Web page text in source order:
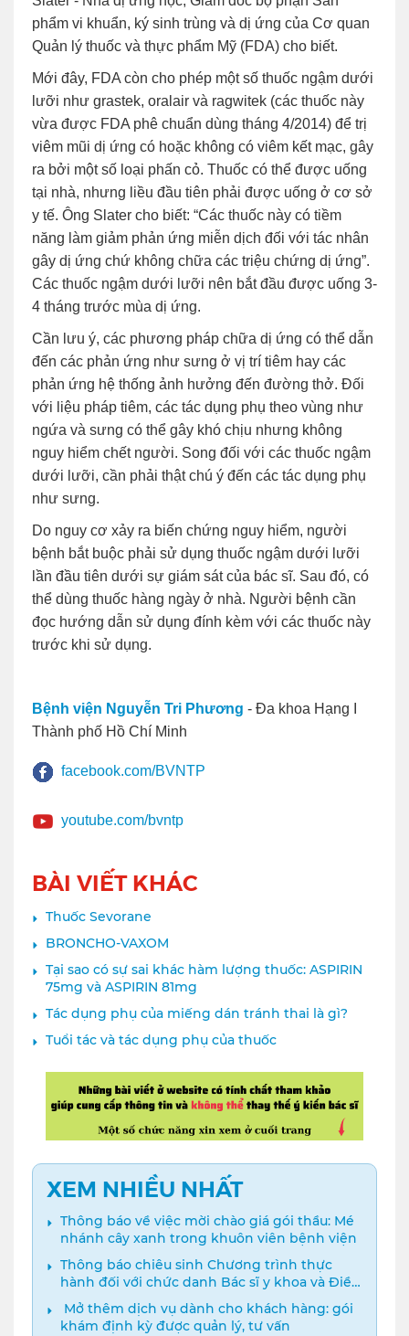
phẩm vi khuẩn, ký sinh trùng và dị ứng của Cơ quan
Quản lý thuốc và thực phẩm Mỹ (FDA) cho biết.
Mới đây, FDA còn cho phép một số thuốc ngậm dưới
lưỡi như grastek, oralair và ragwitek (các thuốc này
vừa được FDA phê chuẩn dùng tháng 4/2014) để trị
viêm mũi dị ứng có hoặc không có viêm kết mạc, gây
ra bởi một số loại phấn cỏ. Thuốc có thể được uống
tại nhà, nhưng liều đầu tiên phải được uống ở cơ sở
y tế. Ông Slater cho biết: “Các thuốc này có tiềm
năng làm giảm phản ứng miễn dịch đối với tác nhân
gây dị ứng chứ không chữa các triệu chứng dị ứng”.
Các thuốc ngậm dưới lưỡi nên bắt đầu được uống 3-
4 tháng trước mùa dị ứng.
Cần lưu ý, các phương pháp chữa dị ứng có thể dẫn
đến các phản ứng như sưng ở vị trí tiêm hay các
phản ứng hệ thống ảnh hưởng đến đường thở. Đối
với liệu pháp tiêm, các tác dụng phụ theo vùng như
ngứa và sưng có thể gây khó chịu nhưng không
nguy hiểm chết người. Song đối với các thuốc ngậm
dưới lưỡi, cần phải thật chú ý đến các tác dụng phụ
như sưng.
Do nguy cơ xảy ra biến chứng nguy hiểm, người
bệnh bắt buộc phải sử dụng thuốc ngậm dưới lưỡi
lần đầu tiên dưới sự giám sát của bác sĩ. Sau đó, có
thể dùng thuốc hàng ngày ở nhà. Người bệnh cần
đọc hướng dẫn sử dụng đính kèm với các thuốc này
trước khi sử dụng.
Bệnh viện Nguyễn Tri Phương - Đa khoa Hạng I
Thành phố Hồ Chí Minh
facebook.com/BVNTP
youtube.com/bvntp
BÀI VIẾT KHÁC
Thuốc Sevorane
BRONCHO-VAXOM
Tại sao có sự sai khác hàm lượng thuốc: ASPIRIN
75mg và ASPIRIN 81mg
Tác dụng phụ của miếng dán tránh thai là gì?
Tuổi tác và tác dụng phụ của thuốc
XEM NHIỀU NHẤT
Thông báo về việc mời chào giá gói thầu: Mé
nhánh cây xanh trong khuôn viên bệnh viện
Thông báo chiêu sinh Chương trình thực
hành đối với chức danh Bác sĩ y khoa và Điều
dưỡng năm 2024
️ Mở thêm dịch vụ dành cho khách hàng: gói
khám định kỳ được quản lý, tư vấn